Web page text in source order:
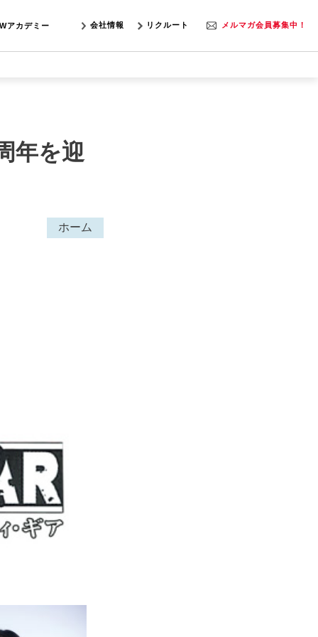
アカデミー 会社情報 リクルート メルマガ会員募集中！
年を迎
ホーム